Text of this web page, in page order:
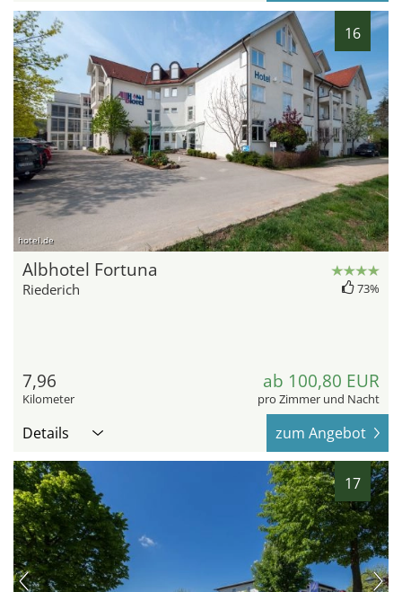
16
hotel.de
Albhotel Fortuna
Riederich 73%
7,96
Kilometer
ab 100,80 EUR
pro Zimmer und Nacht
Details zum Angebot
17